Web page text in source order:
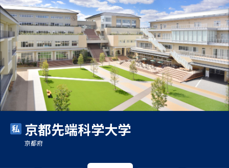
大学・短大の資料種類から請求
大学パンフ 学部・学科パンフ
総合型選抜・学校推薦型選抜 募
集要項＆願書
大学入学共通テスト利用選抜の
募集要項＆願書
過去問題集
大学・短大以外の資料から請求
京都先端科学大学
京都府